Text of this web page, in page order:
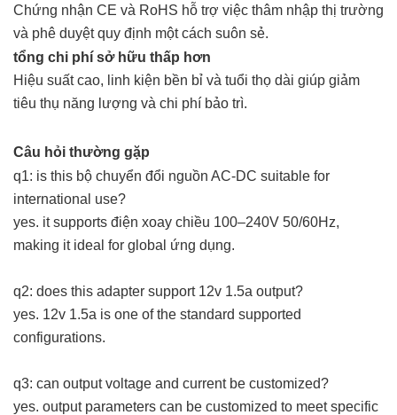
Chứng nhận CE và RoHS hỗ trợ việc thâm nhập thị trường
và phê duyệt quy định một cách suôn sẻ.
tổng chi phí sở hữu thấp hơn
Hiệu suất cao, linh kiện bền bỉ và tuổi thọ dài giúp giảm
tiêu thụ năng lượng và chi phí bảo trì.
Câu hỏi thường gặp
q1: is this bộ chuyển đổi nguồn AC-DC suitable for
international use?
yes. it supports điện xoay chiều 100–240V 50/60Hz,
making it ideal for global ứng dụng.
q2: does this adapter support 12v 1.5a output?
yes. 12v 1.5a is one of the standard supported
configurations.
q3: can output voltage and current be customized?
yes. output parameters can be customized to meet specific